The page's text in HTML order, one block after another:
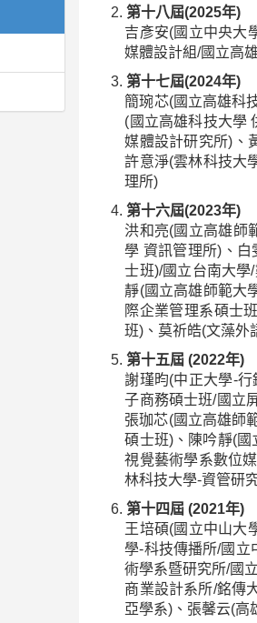
第十八屆(2025年)
吉彥安(國立中央大
媒體設計組/國立高
第十七屆(2024年)
簡琬芯(國立高雄科
(國立高雄科技大學
媒體設計研究所)、
許意淨(雲林科技大
理所)
第十六屆(2023年)
洪和亮(國立高雄師
學 資訊管理所)、
士班)/國立台南大學
靜(國立高雄師範大
際企業管理系碩士
班)、莫祈皓(文藻外
第十五屆 (2022年)
謝瑾昀(中正大學-
子商務碩士班/國立
張珈芯(國立高雄師
碩士班)、陳吟靜(
視覺藝術學系數位
林科技大學-資管研
第十四屆 (2021年)
王培碩(國立中山大
學-科技傳播所/國立
術學系暨研究所/國
商業設計系所/銘傳
亞學系)、張馨云(高